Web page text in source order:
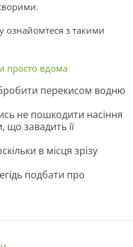
ознайомтеся з такими
просто вдома
перекисом водню
не пошкодити насіння
завадить її
в місця зрізу
подбати про